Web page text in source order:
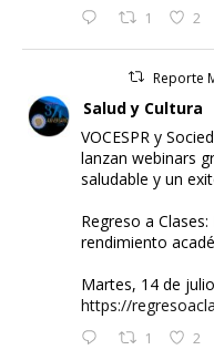
1 2
Reporte
Salud y Cultura
VOCESPR y
lanzan webinars
saludable y un
Regreso a
rendimiento
Martes, 14 de julio
https://
1 2